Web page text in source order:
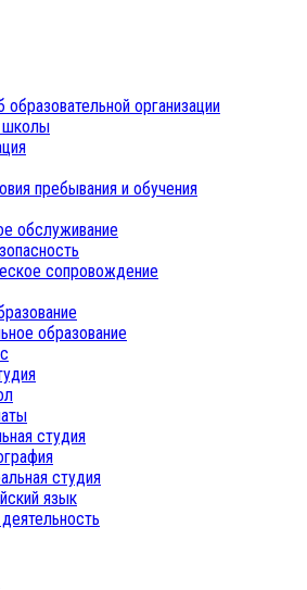
образовательной организации
школы
пребывания и обучения
обслуживание
сопровождение
образование
студия
студия
язык